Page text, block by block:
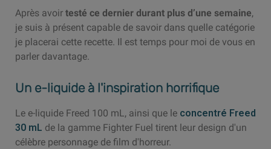
Après avoir testé ce dernier durant plus d’une semaine,
je suis à présent capable de savoir dans quelle catégorie
je placerai cette recette. Il est temps pour moi de vous en
parler davantage.
Un e-liquide à l'inspiration horrifique
Le e-liquide Freed 100 mL, ainsi que le concentré Freed
30 mL de la gamme Fighter Fuel tirent leur design d'un
célèbre personnage de film d'horreur.